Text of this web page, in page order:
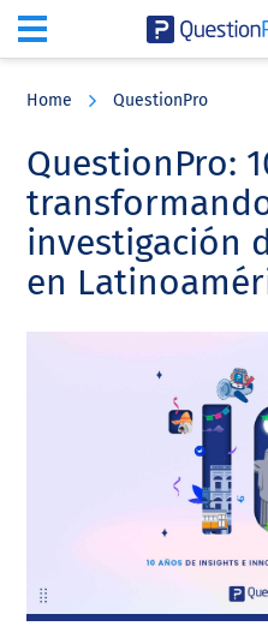
content
sidebar
Home QuestionPro
QuestionPro:
investigación
en